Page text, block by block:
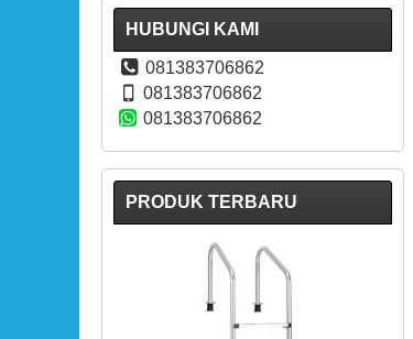
HUBUNGI KAMI
081383706862
081383706862
081383706862
PRODUK TERBARU
BEST SELLER